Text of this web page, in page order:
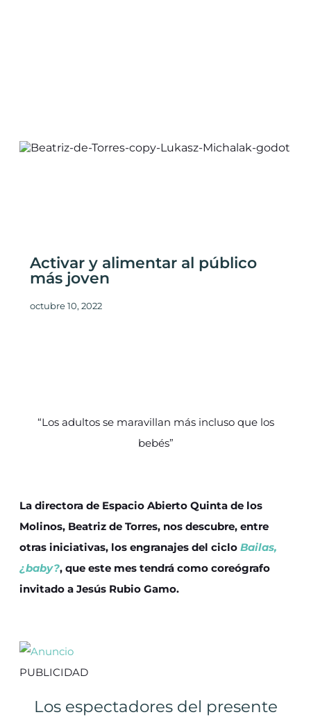
Activar y alimentar al público
más joven
octubre 10, 2022
“Los adultos se maravillan más incluso que los
bebés”
La directora de Espacio Abierto Quinta de los
Molinos, Beatriz de Torres, nos descubre, entre
otras iniciativas, los engranajes del ciclo Bailas,
¿baby?, que este mes tendrá como coreógrafo
invitado a Jesús Rubio Gamo.
PUBLICIDAD
Los espectadores del presente